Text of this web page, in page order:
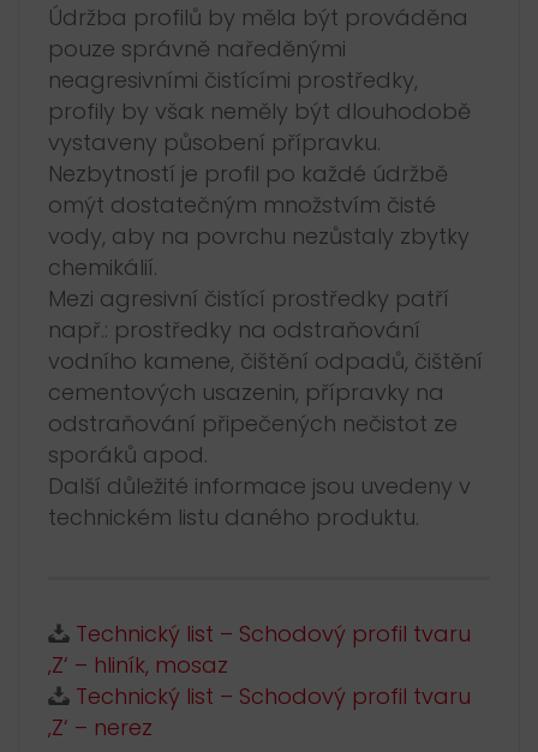
Údržba profilů by měla být prováděna
pouze správně naředěnými
neagresivními čistícími prostředky,
profily by však neměly být dlouhodobě
vystaveny působení přípravku.
Nezbytností je profil po každé údržbě
omýt dostatečným množstvím čisté
vody, aby na povrchu nezůstaly zbytky
chemikálií.
Mezi agresivní čistící prostředky patří
např.: prostředky na odstraňování
vodního kamene, čištění odpadů, čištění
cementových usazenin, přípravky na
odstraňování připečených nečistot ze
sporáků apod.
Další důležité informace jsou uvedeny v
technickém listu daného produktu.
Technický list – Schodový profil tvaru
‚Z‘ – hliník, mosaz
Technický list – Schodový profil tvaru
‚Z‘ – nerez